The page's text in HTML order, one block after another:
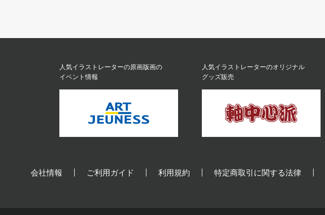
人気イラストレーターの原画版画の
イベント情報
人気イラストレーターのオリジナル
グッズ販売
会社情報 ご利用ガイド 利用規約 特定商取引に関する法律